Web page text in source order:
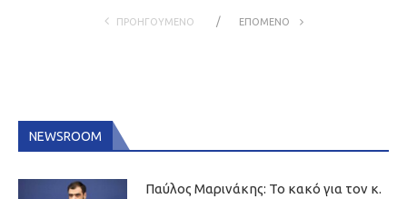
ΠΡΟΗΓΟΥΜΕΝΟ ΕΠΟΜΕΝΟ
NEWSROOM
Παύλος Μαρινάκης: Το κακό για τον κ.